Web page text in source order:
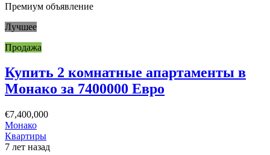
Премиум объявление
Лучшее
Продажа
Купить 2 комнатные апартаменты в
Монако за 7400000 Евро
€7,400,000
Монако
Квартиры
7 лет назад